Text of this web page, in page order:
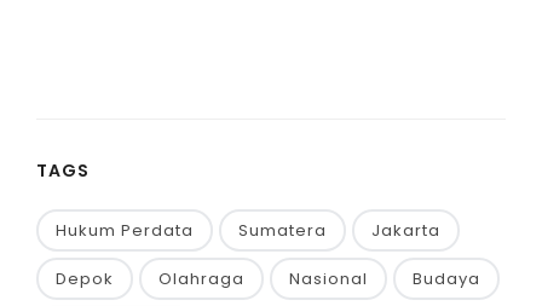
TAGS
Hukum Perdata Sumatera Jakarta
Depok Olahraga Nasional Budaya